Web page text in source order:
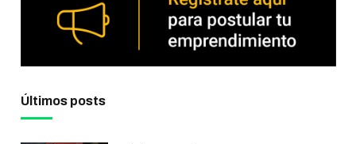
Últimos posts